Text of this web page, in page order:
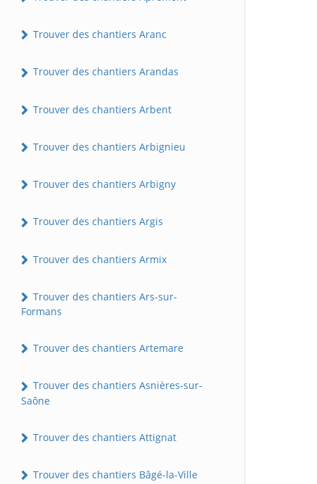
Trouver des chantiers Aranc
Trouver des chantiers Arandas
Trouver des chantiers Arbent
Trouver des chantiers Arbignieu
Trouver des chantiers Arbigny
Trouver des chantiers Argis
Trouver des chantiers Armix
Trouver des chantiers Ars-sur-
Formans
Trouver des chantiers Artemare
Trouver des chantiers Asnières-sur-
Saône
Trouver des chantiers Attignat
Trouver des chantiers Bâgé-la-Ville